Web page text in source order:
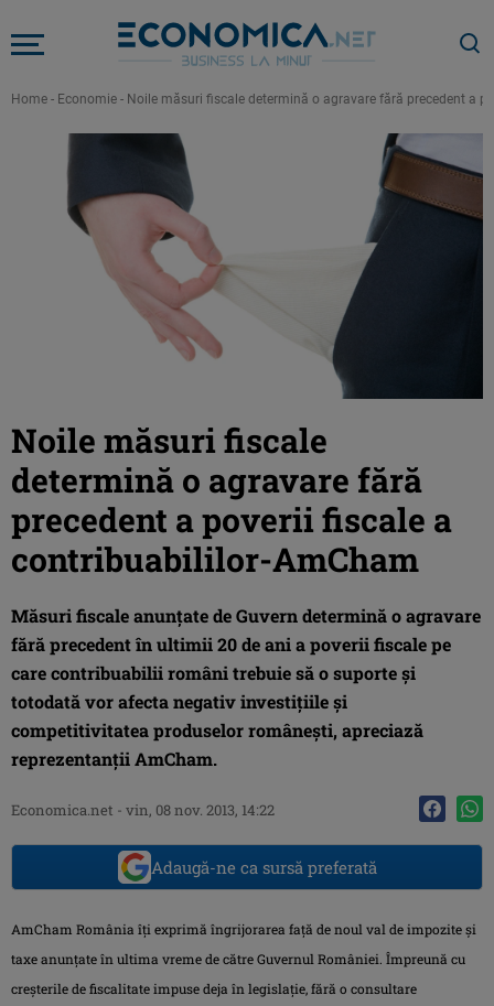
Home - Economie - Noile măsuri fiscale determină o agravare fără precedent a
Noile măsuri fiscale
determină o agravare fără
precedent a poverii fiscale a
contribuabililor-AmCham
Măsuri fiscale anunţate de Guvern determină o agravare
fără precedent în ultimii 20 de ani a poverii fiscale pe
care contribuabilii români trebuie să o suporte şi
totodată vor afecta negativ investiţiile şi
competitivitatea produselor româneşti, apreciază
reprezentanţii AmCham.
Economica.net - vin, 08 nov. 2013, 14:22
Adaugă-ne ca sursă preferată
AmCham România îţi exprimă îngrijorarea faţă de noul val de impozite şi
taxe anunţate în ultima vreme de către Guvernul României. Împreună cu
creşterile de fiscalitate impuse deja în legislaţie, fără o consultare